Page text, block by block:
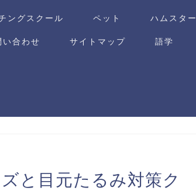
ングスクール ペット ハムスター
い合わせ サイトマップ 語学
と目元たるみ対策ク